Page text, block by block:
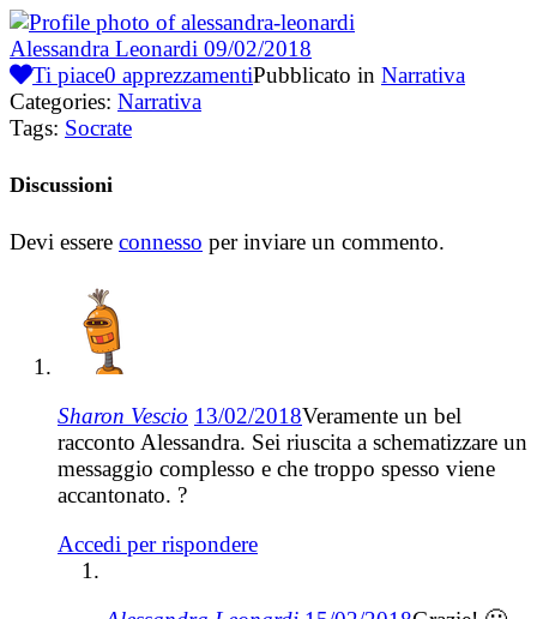
Alessandra Leonardi 09/02/2018
Ti piace0 apprezzamentiPubblicato in Narrativa
Categories: Narrativa
Tags: Socrate
Discussioni
Devi essere connesso per inviare un commento.
Sharon Vescio 13/02/2018Veramente un bel
racconto Alessandra. Sei riuscita a schematizzare un
messaggio complesso e che troppo spesso viene
accantonato. ?
Accedi per rispondere